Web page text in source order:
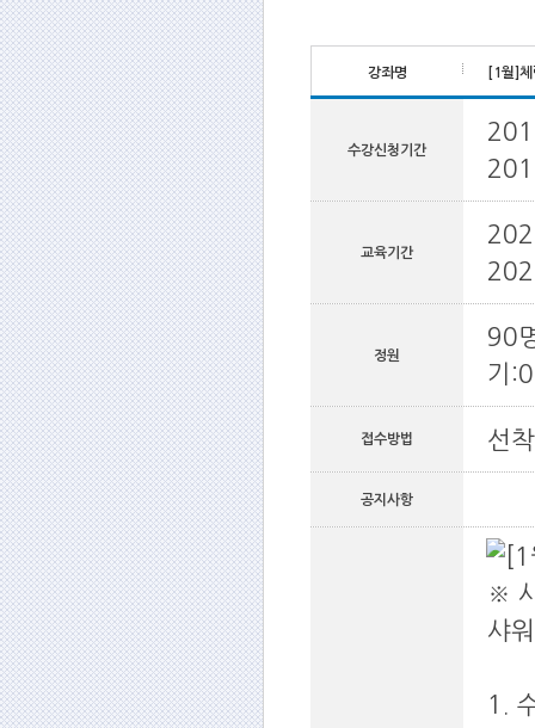
강좌명 [1월]
수강신청기간
교육기간
정원
90
기
접수방법 선
공지사항
※
샤
1.